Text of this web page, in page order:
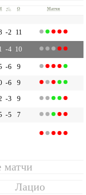
+|- О Матчи
-2 11
-4 10
-6
9
-6
9
-3
9
-5 7
Лацио